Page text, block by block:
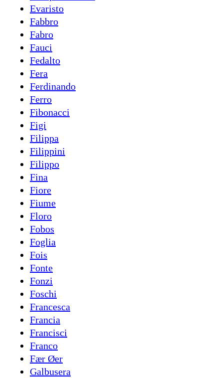
Evaristo
Fabbro
Fabro
Fauci
Fedalto
Fera
Ferdinando
Ferro
Fibonacci
Figi
Filippa
Filippini
Filippo
Fina
Fiore
Fiume
Floro
Fobos
Foglia
Fois
Fonte
Fonzi
Foschi
Francesca
Francia
Francisci
Franco
Fær Øer
Galbusera